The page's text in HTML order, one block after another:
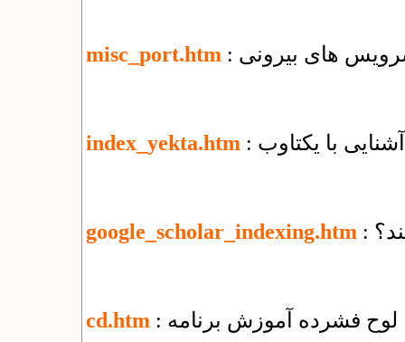
misc_port.htm های بیرونی
index_yekta.htm : آشنایی با یکتاوب
google_scholar_indexing.htm
cd.htm : لوح فشرده آموزش برنامه